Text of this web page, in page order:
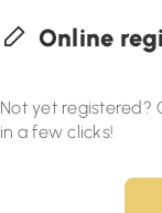
Online
Not yet registered?
in a few clicks!